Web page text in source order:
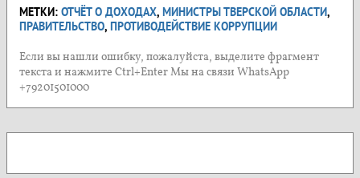
МЕТКИ: ОТЧЁТ О ДОХОДАХ, МИНИСТРЫ ТВЕРСКОЙ ОБЛАСТИ,
ПРАВИТЕЛЬСТВО, ПРОТИВОДЕЙСТВИЕ КОРРУПЦИИ
Если вы нашли ошибку, пожалуйста, выделите фрагмент
текста и нажмите Ctrl+Enter Мы на связи WhatsApp
+79201501000